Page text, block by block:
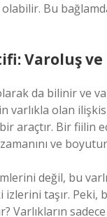
Bu
Varoluş ve
da bilinir ve
varlıkla olan
araçtır. Bir fiilin
ve
değil, bu
taşır. Peki,
Varlıkların